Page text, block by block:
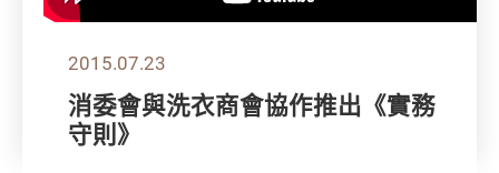
2015.07.23
消委會與洗衣商會協作推出《實務
守則》